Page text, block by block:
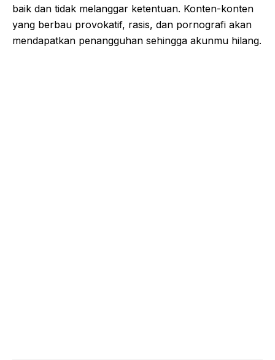
baik dan tidak melanggar ketentuan. Konten-konten
yang berbau provokatif, rasis, dan pornografi akan
mendapatkan penangguhan sehingga akunmu hilang.